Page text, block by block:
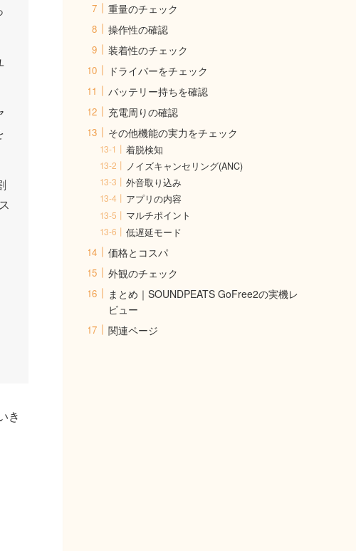
き
重量のチェック
操作性の確認
装着性のチェック
ドライバーをチェック
バッテリー持ちを確認
充電周りの確認
その他機能の実力をチェック
着脱検知
ノイズキャンセリング(ANC)
外音取り込み
アプリの内容
マルチポイント
低遅延モード
価格とコスパ
外観のチェック
まとめ｜SOUNDPEATS GoFree2の実機レ
ビュー
関連ページ